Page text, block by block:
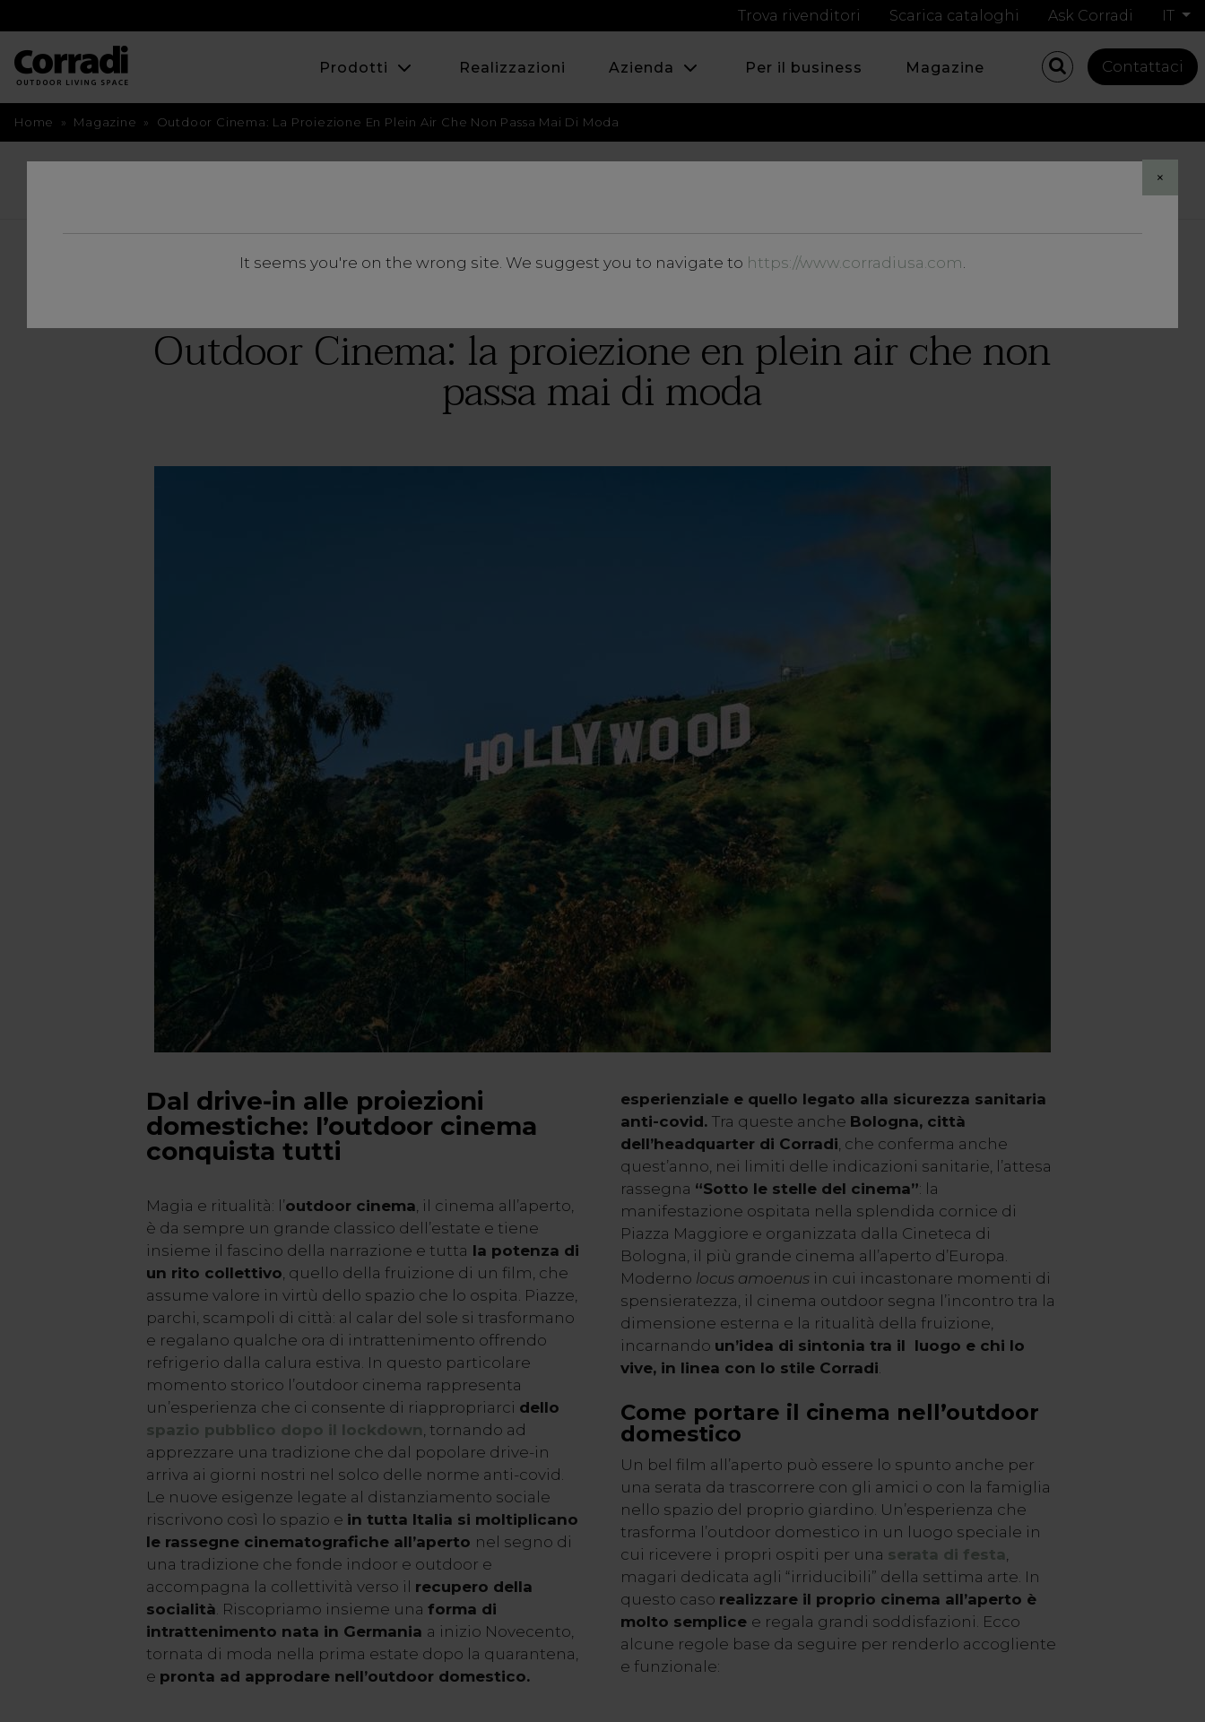
×
It seems you're on the wrong site. We suggest you to navigate to https://www.corradiusa.com.
Trova rivenditori Scarica cataloghi Ask Corradi IT
Prodotti Realizzazioni Azienda Per il business Magazine Contattaci
Home » Magazine » Outdoor Cinema: La Proiezione En Plein Air Che Non Passa Mai Di Moda
Outdoor Cinema: la proiezione en plein air che non
passa mai di moda
Dal drive-in alle proiezioni
domestiche: l’outdoor cinema
conquista tutti
Magia e ritualità: l’outdoor cinema , il cinema all’aperto,
è da sempre un grande classico dell’estate e tiene
insieme il fascino della narrazione e tutta la potenza di
un rito collettivo , quello della fruizione di un film, che
assume valore in virtù dello spazio che lo ospita. Piazze,
parchi, scampoli di città: al calar del sole si trasformano
e regalano qualche ora di intrattenimento offrendo
refrigerio dalla calura estiva. In questo particolare
momento storico l’outdoor cinema rappresenta
un’esperienza che ci consente di riappropriarci dello
spazio pubblico dopo il lockdown , tornando ad
apprezzare una tradizione che dal popolare drive-in
arriva ai giorni nostri nel solco delle norme anti-covid.
Le nuove esigenze legate al distanziamento sociale
riscrivono così lo spazio e in tutta Italia si moltiplicano
le rassegne cinematografiche all’aperto nel segno di
una tradizione che fonde indoor e outdoor e
accompagna la collettività verso il recupero della
socialità . Riscopriamo insieme una forma di
intrattenimento nata in Germania a inizio Novecento,
tornata di moda nella prima estate dopo la quarantena,
e pronta ad approdare nell’outdoor domestico.
esperienziale e quello legato alla sicurezza sanitaria
anti-covid. Tra queste anche Bologna, città
dell’headquarter di Corradi , che conferma anche
quest’anno, nei limiti delle indicazioni sanitarie, l’attesa
rassegna “Sotto le stelle del cinema”: la
manifestazione ospitata nella splendida cornice di
Piazza Maggiore e organizzata dalla Cineteca di
Bologna, il più grande cinema all’aperto d’Europa.
Moderno locus amoenus in cui incastonare momenti di
spensieratezza, il cinema outdoor segna l’incontro tra la
dimensione esterna e la ritualità della fruizione,
incarnando un’idea di sintonia tra il luogo e chi lo
vive, in linea con lo stile Corradi
Come portare il cinema nell’outdoor
domestico
Un bel film all’aperto può essere lo spunto anche per
una serata da trascorrere con gli amici o con la famiglia
nello spazio del proprio giardino. Un’esperienza che
trasforma l’outdoor domestico in un luogo speciale in
cui ricevere i propri ospiti per una serata di festa
magari dedicata agli “irriducibili” della settima arte. In
questo caso realizzare il proprio cinema all’aperto è
molto semplice e regala grandi soddisfazioni. Ecco
alcune regole base da seguire per renderlo accogliente
e funzionale: